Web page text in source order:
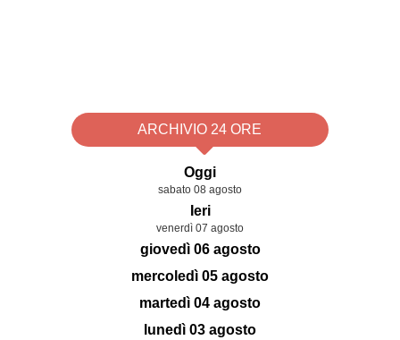
ARCHIVIO 24 ORE
Oggi
sabato 08 agosto
Ieri
venerdì 07 agosto
giovedì 06 agosto
mercoledì 05 agosto
martedì 04 agosto
lunedì 03 agosto